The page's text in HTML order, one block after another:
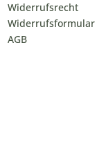
Widerrufsrecht
Widerrufsformular
AGB